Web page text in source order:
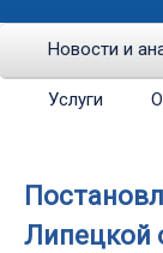
Новости и
Услуги
Липецкой